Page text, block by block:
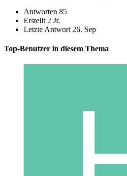
Antworten 85
Erstellt 2 Jr.
Letzte Antwort 26. Sep
Top-Benutzer in diesem Thema